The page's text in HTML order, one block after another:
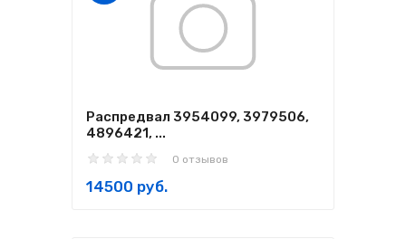
Распредвал 3954099, 3979506,
4896421, ...
0 отзывов
14500 руб.